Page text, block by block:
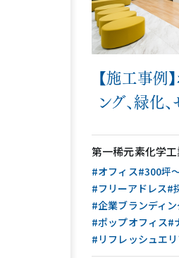
【施工事例
ング、緑化
第一稀元素化学工
#オフィス#300坪
#フリーアドレス#
#企業ブランディ
#ポップオフィス#
#リフレッシュエ